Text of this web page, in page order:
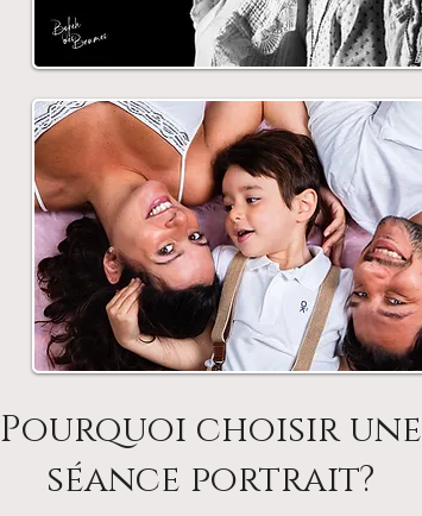
Pourquoi choisir une
séance portrait?